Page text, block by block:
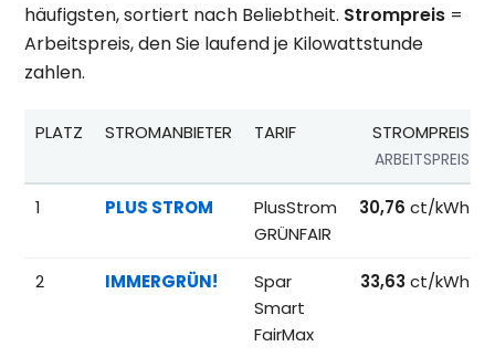
häufigsten, sortiert nach Beliebtheit. Strompreis =
Arbeitspreis, den Sie laufend je Kilowattstunde
zahlen.
Beliebteste Tarife beim Anbieterwechsel;
PLATZ STROMANBIETER TARIF STROMPREIS
ARBEITSPREIS
1 PLUS STROM
PlusStrom
GRÜNFAIR
30,76 ct/kWh
2 IMMERGRÜN!
Spar
Smart
FairMax
33,63 ct/kWh